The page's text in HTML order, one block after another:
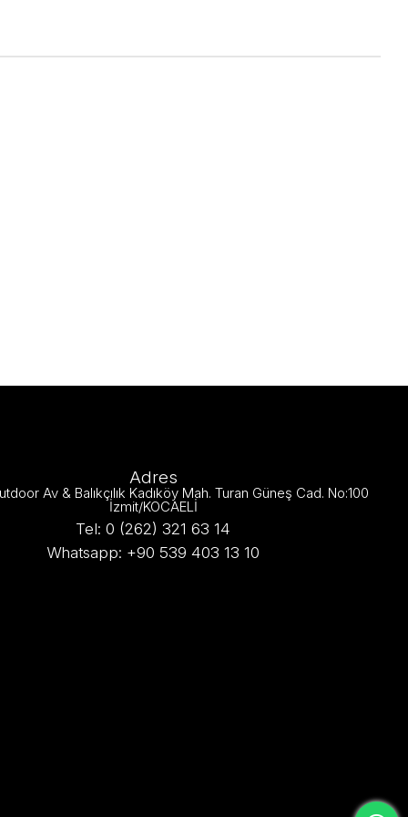
Adres
Av & Balıkçılık Kadıköy Mah. Turan Güneş Cad. No:100
İzmit/KOCAELİ
Tel: 0 (262) 321 63 14
Whatsapp: +90 539 403 13 10